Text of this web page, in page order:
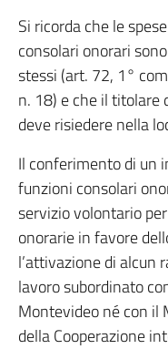
Si ricorda che le
consolari onorari
stessi (art. 72, 1°
n. 18) e che il titolare
deve risiedere nella
Il conferimento di un
funzioni consolari
servizio volontario
onorarie in favore
l’attivazione di alcun
lavoro subordinato
Montevideo né con il
della Cooperazione